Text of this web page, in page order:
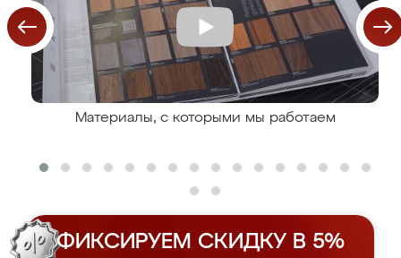
Материалы, с которыми мы работаем
ФИКСИРУЕМ СКИДКУ В 5%